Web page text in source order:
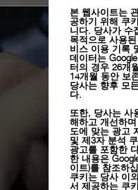
본 웹사이트는
공하기 위해 쿠
니다. 당사가 수
목적으로 사용
비스 이용 기록
데이터는
터의 경우 26개
14개월 동안 보
당사는 향후 모
다.
또한, 당사는 사
해하고 개선하
도에 맞는 광고
및 제3자 분석
광고를 포함한
한 내용은
이트)를 참조하
쿠키는 당사 이
서 제공하는 쿠